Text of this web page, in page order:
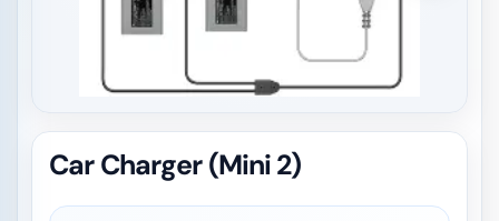
Car Charger (Mini 2)